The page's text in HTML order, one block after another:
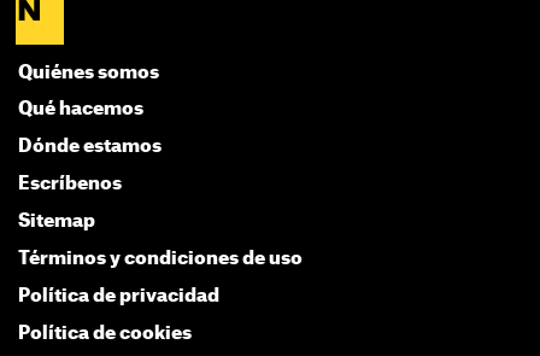
Quiénes somos
Qué hacemos
Dónde estamos
Escríbenos
Sitemap
Términos y condiciones de uso
Política de privacidad
Política de cookies